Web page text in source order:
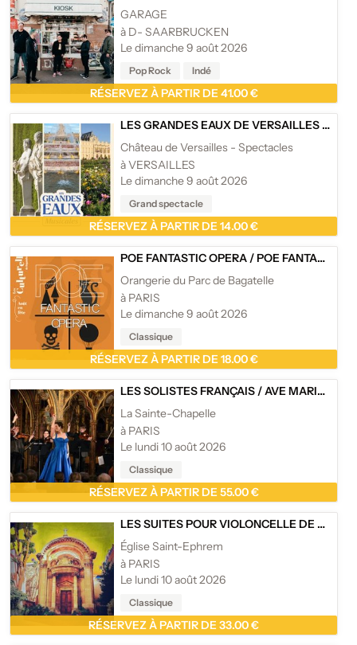
GARAGE
à D- SAARBRUCKEN
Le dimanche 9 août 2026
Pop Rock Indé
RÉSERVEZ À PARTIR DE 41.00 €
LES GRANDES EAUX DE VERSAILLES
LES
Château de Versailles - Spectacles
à VERSAILLES
Le dimanche 9 août 2026
Grand spectacle
RÉSERVEZ À PARTIR DE 14.00 €
POE FANTASTIC OPERA /POE FANTASTIC OPERA, ORANGERIE DU PARC DE BAGATELLE - PARIS
Orangerie du Parc de Bagatelle
à PARIS
Le dimanche 9 août 2026
Classique
RÉSERVEZ À PARTIR DE 18.00 €
LES SOLISTES FRANÇAIS /AVE MARIA À LA SAINTE CHAPELLE
La Sainte-Chapelle
à PARIS
Le lundi 10 août 2026
Classique
RÉSERVEZ À PARTIR DE 55.00 €
LES SUITES POUR VIOLONCELLE DE BACH
Église Saint-Ephrem
à PARIS
Le lundi 10 août 2026
Classique
RÉSERVEZ À PARTIR DE 33.00 €